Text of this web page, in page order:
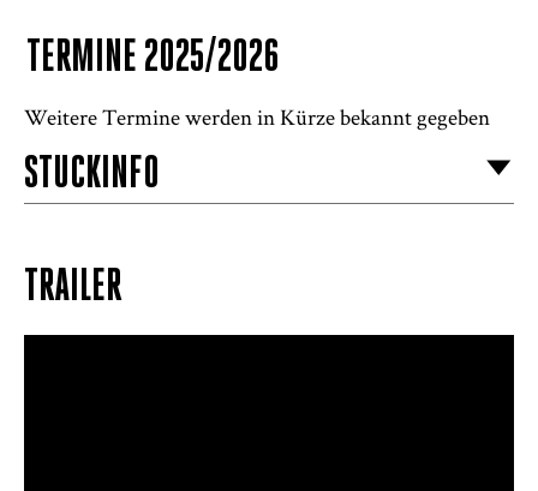
TERMINE 2025/2026
Weitere Termine werden in Kürze bekannt gegeben
STÜCKINFO
TRAILER